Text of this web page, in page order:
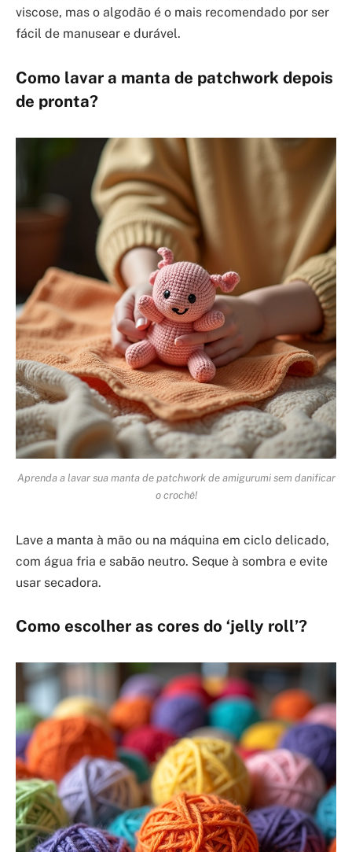
viscose, mas o algodão é o mais recomendado por ser
fácil de manusear e durável.
Como lavar a manta de patchwork depois
de pronta?
Aprenda a lavar sua manta de patchwork de amigurumi sem danificar
o crochê!
Lave a manta à mão ou na máquina em ciclo delicado,
com água fria e sabão neutro. Seque à sombra e evite
usar secadora.
Como escolher as cores do ‘jelly roll’?